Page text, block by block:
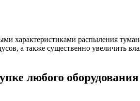
характеристиками распыления
а также существенно увеличить
любого оборудования